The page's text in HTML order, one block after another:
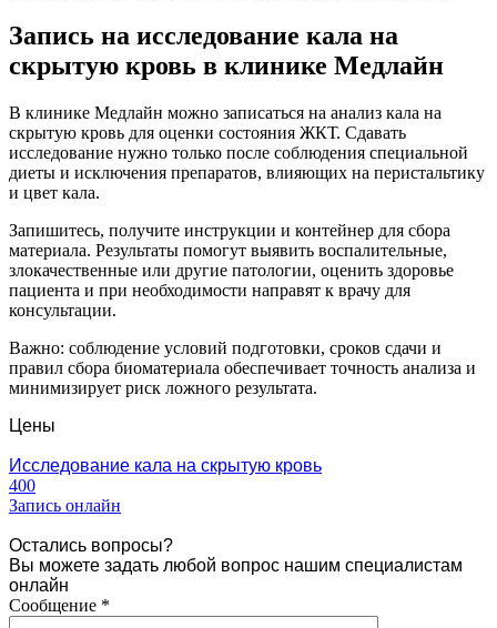
Запись на исследование кала на
скрытую кровь в клинике Медлайн
В клинике Медлайн можно записаться на анализ кала на
скрытую кровь для оценки состояния ЖКТ. Сдавать
исследование нужно только после соблюдения специальной
диеты и исключения препаратов, влияющих на перистальтику
и цвет кала.
Запишитесь, получите инструкции и контейнер для сбора
материала. Результаты помогут выявить воспалительные,
злокачественные или другие патологии, оценить здоровье
пациента и при необходимости направят к врачу для
консультации.
Важно: соблюдение условий подготовки, сроков сдачи и
правил сбора биоматериала обеспечивает точность анализа и
минимизирует риск ложного результата.
Цены
Исследование кала на скрытую кровь
400
Запись онлайн
Остались вопросы?
Вы можете задать любой вопрос нашим специалистам
онлайн
Сообщение *